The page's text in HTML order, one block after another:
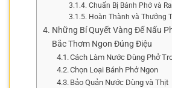
Chuẩn Bị Bánh Phở và
Hoàn Thành và Thưởng
Những Bí Quyết Vàng Để Nấu
Bắc Thơm Ngon Đúng Điệu
Cách Làm Nước Dùng Phở
Chọn Loại Bánh Phở Ngon
Bảo Quản Nước Dùng và Thịt